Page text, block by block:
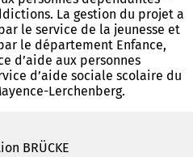
La gestion du projet a
le service de la jeunesse et
le département Enfance,
d’aide aux personnes
d’aide sociale scolaire du
Lerchenberg.
BRÜCKE